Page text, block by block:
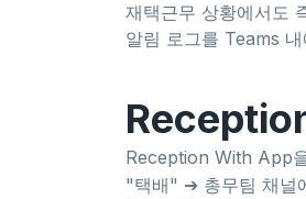
재택근무 상황에서도
알림 로그를 Teams
Reception With App
"택배" ➔ 총무팀 채널